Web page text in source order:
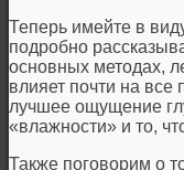
Теперь имейте в
подробно
основных методах,
влияет почти на все
лучшее ощущение
«влажности» и то,
Также поговорим о